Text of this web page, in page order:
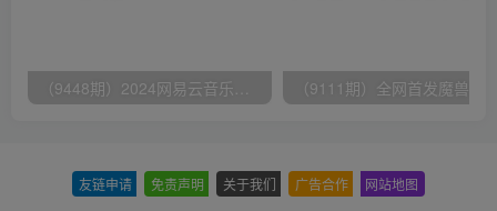
友链申请 免责声明 关于我们 广告合作 网站地图